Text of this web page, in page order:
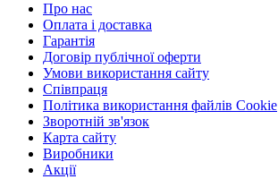
Про нас
Оплата і доставка
Гарантія
Договір публічної оферти
Умови використання сайту
Співпраця
Політика використання файлів Cookie
Зворотній зв'язок
Карта сайту
Виробники
Акції